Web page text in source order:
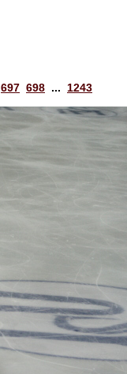
697 698 ... 1243